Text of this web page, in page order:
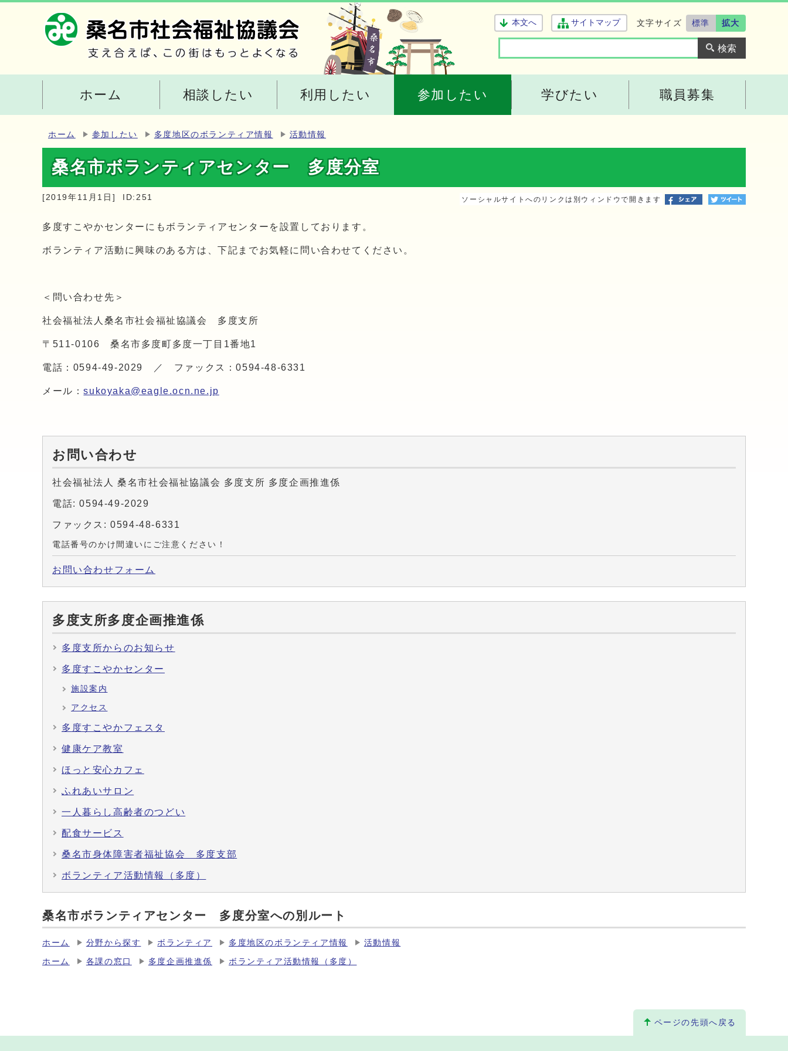
本文へ サイトマップ 文字サイズ 標準 拡大
ホーム 相談したい 利用したい 参加したい 学びたい 職員募集
ホーム 参加したい 多度地区のボランティア情報 活動情報
桑名市ボランティアセンター 多度分室
[2019年11月1日] ID:251 ソーシャルサイトへのリンクは別ウィンドウで開きます
多度すこやかセンターにもボランティアセンターを設置しております。
ボランティア活動に興味のある方は、下記までお気軽に問い合わせてください。
＜問い合わせ先＞
社会福祉法人桑名市社会福祉協議会 多度支所
〒511-0106 桑名市多度町多度一丁目1番地1
電話：0594-49-2029 ／ ファックス：0594-48-6331
メール：sukoyaka@eagle.ocn.ne.jp
お問い合わせ
社会福祉法人 桑名市社会福祉協議会 多度支所 多度企画推進係
電話: 0594-49-2029
ファックス: 0594-48-6331
電話番号のかけ間違いにご注意ください！
お問い合わせフォーム
多度支所多度企画推進係
多度支所からのお知らせ
多度すこやかセンター
施設案内
アクセス
多度すこやかフェスタ
健康ケア教室
ほっと安心カフェ
ふれあいサロン
一人暮らし高齢者のつどい
配食サービス
桑名市身体障害者福祉協会 多度支部
ボランティア活動情報（多度）
桑名市ボランティアセンター 多度分室への別ルート
ホーム 分野から探す ボランティア 多度地区のボランティア情報 活動情報
ホーム 各課の窓口 多度企画推進係 ボランティア活動情報（多度）
ページの先頭へ戻る